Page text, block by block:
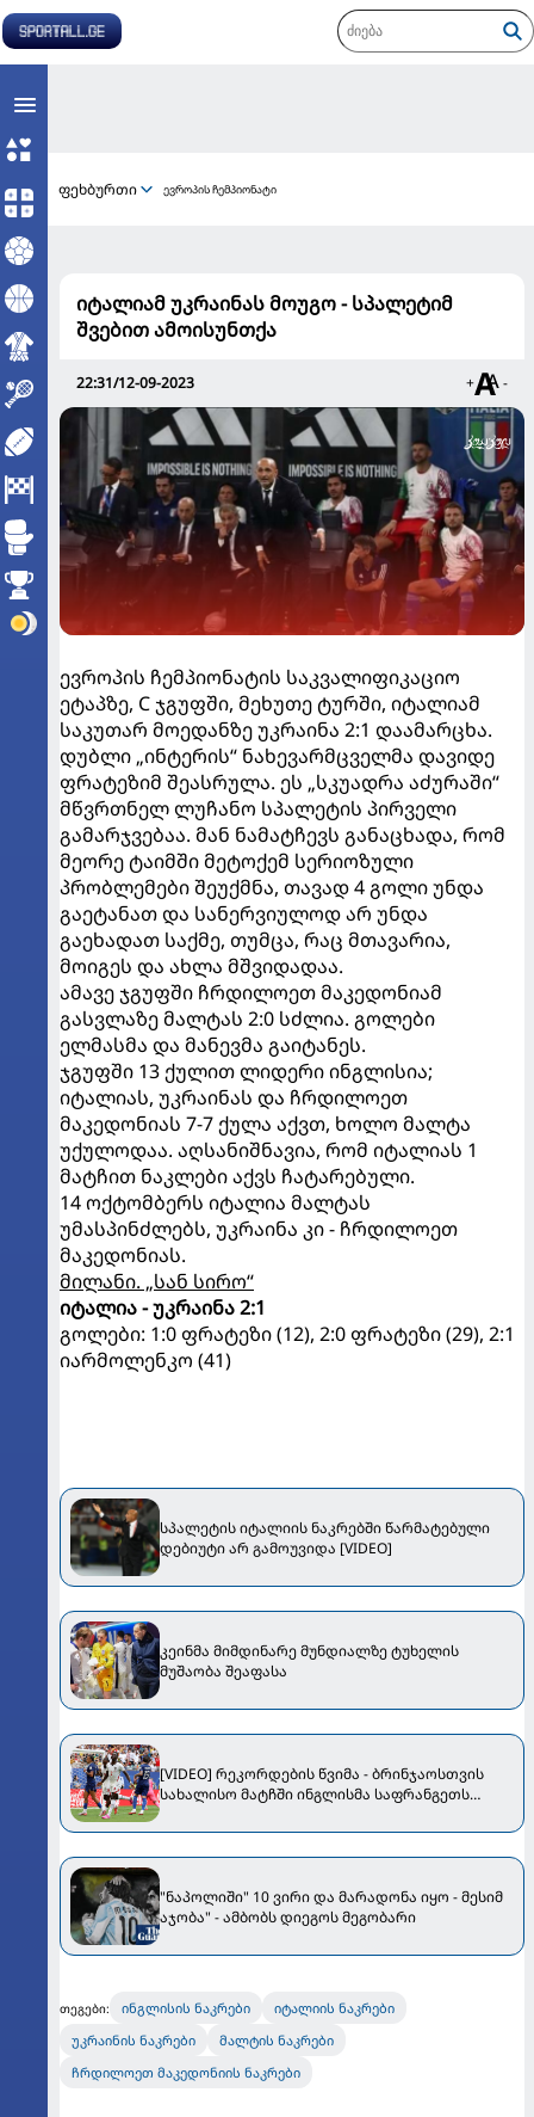
ფეხბურთი ევროპის ჩემპიონატი
იტალიამ უკრაინას მოუგო - სპალეტიმ
შვებით ამოისუნთქა
22:31/12-09-2023 + -
ევროპის ჩემპიონატის საკვალიფიკაციო
ეტაპზე, C ჯგუფში, მეხუთე ტურში, იტალიამ
საკუთარ მოედანზე უკრაინა 2:1 დაამარცხა.
დუბლი „ინტერის“ ნახევარმცველმა დავიდე
ფრატეზიმ შეასრულა. ეს „სკუადრა აძურაში“
მწვრთნელ ლუჩანო სპალეტის პირველი
გამარჯვებაა. მან ნამატჩევს განაცხადა, რომ
მეორე ტაიმში მეტოქემ სერიოზული
პრობლემები შეუქმნა, თავად 4 გოლი უნდა
გაეტანათ და სანერვიულოდ არ უნდა
გაეხადათ საქმე, თუმცა, რაც მთავარია,
მოიგეს და ახლა მშვიდადაა.
ამავე ჯგუფში ჩრდილოეთ მაკედონიამ
გასვლაზე მალტას 2:0 სძლია. გოლები
ელმასმა და მანევმა გაიტანეს.
ჯგუფში 13 ქულით ლიდერი ინგლისია;
იტალიას, უკრაინას და ჩრდილოეთ
მაკედონიას 7-7 ქულა აქვთ, ხოლო მალტა
უქულოდაა. აღსანიშნავია, რომ იტალიას 1
მატჩით ნაკლები აქვს ჩატარებული.
14 ოქტომბერს იტალია მალტას
უმასპინძლებს, უკრაინა კი - ჩრდილოეთ
მაკედონიას.
მილანი. „სან სირო“
იტალია - უკრაინა 2:1
გოლები: 1:0 ფრატეზი (12), 2:0 ფრატეზი (29), 2:1
იარმოლენკო (41)
სპალეტის იტალიის ნაკრებში წარმატებული
დებიუტი არ გამოუვიდა [VIDEO]
კეინმა მიმდინარე მუნდიალზე ტუხელის
მუშაობა შეაფასა
[VIDEO] რეკორდების წვიმა - ბრინჯაოსთვის
სახალისო მატჩში ინგლისმა საფრანგეთს
"ნაპოლიში" 10 ვირი და მარადონა იყო - მესიმ
აჯობა" - ამბობს დიეგოს მეგობარი
თეგები: ინგლისის ნაკრები
იტალიის ნაკრები
უკრაინის ნაკრები
მალტის ნაკრები
ჩრდილოეთ მაკედონიის ნაკრები